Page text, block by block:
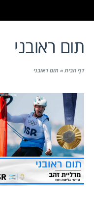
תום ראובני
דף הבית» תום ראובני